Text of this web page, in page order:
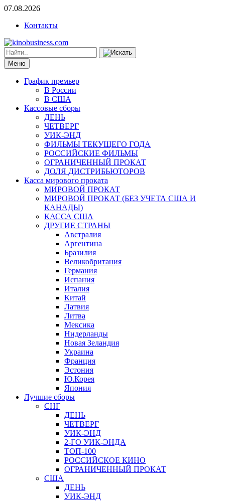
07.08.2026
Контакты
Меню
График премьер
В России
В США
Кассовые сборы
ДЕНЬ
ЧЕТВЕРГ
УИК-ЭНД
ФИЛЬМЫ ТЕКУЩЕГО ГОДА
РОССИЙСКИЕ ФИЛЬМЫ
ОГРАНИЧЕННЫЙ ПРОКАТ
ДОЛЯ ДИСТРИБЬЮТОРОВ
Касса мирового проката
МИРОВОЙ ПРОКАТ
МИРОВОЙ ПРОКАТ (БЕЗ УЧЕТА США И
КАНАДЫ)
КАССА США
ДРУГИЕ СТРАНЫ
Австралия
Аргентина
Бразилия
Великобритания
Германия
Испания
Италия
Китай
Латвия
Литва
Мексика
Нидерланды
Новая Зеландия
Украина
Франция
Эстония
Ю.Корея
Япония
Лучшие сборы
СНГ
ДЕНЬ
ЧЕТВЕРГ
УИК-ЭНД
2-ГО УИК-ЭНДА
ТОП-100
РОССИЙСКОЕ КИНО
ОГРАНИЧЕННЫЙ ПРОКАТ
США
ДЕНЬ
УИК-ЭНД